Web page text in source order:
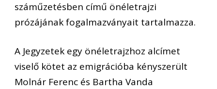
száműzetésben című önéletrajzi
prózájának fogalmazványait tartalmazza.
A Jegyzetek egy önéletrajzhoz alcímet
viselő kötet az emigrációba kényszerült
Molnár Ferenc és Bartha Vanda